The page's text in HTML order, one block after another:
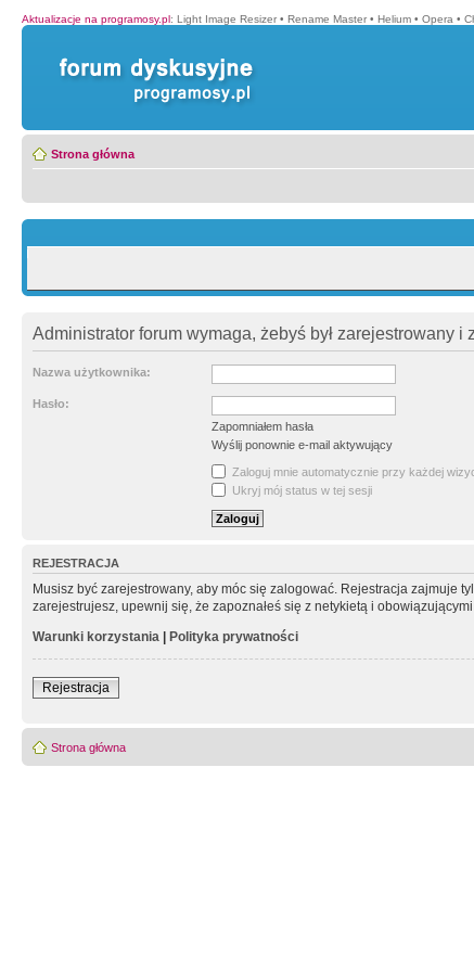
Aktualizacje na programosy.pl: Light Image Resizer • Rename Master • Helium • Opera •
Strona główna
Administrator forum wymaga, żebyś był zarejestrowany
Nazwa użytkownika:
Hasło:
Zapomniałem hasła
Wyślij ponownie e-mail aktywujący
Zaloguj mnie automatycznie przy każdej
Ukryj mój status w tej sesji
REJESTRACJA
Musisz być zarejestrowany, aby móc się zalogować. Rejestracja zajmuje
zarejestrujesz, upewnij się, że zapoznałeś się z netykietą i
Warunki korzystania | Polityka prywatności
Rejestracja
Strona główna